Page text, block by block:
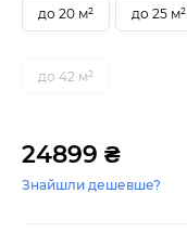
до 20 м² до 25 м²
до 42 м²
24899 ₴
Знайшли дешевше?